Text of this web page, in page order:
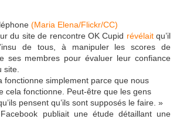
(Maria Elena/Flickr/CC)
du site de rencontre OK Cupid révélaitqu’il
de tous, à manipuler les scores de
ses membres pour évaluer leur confiance
site.
fonctionne simplement parce que nous
cela fonctionne. Peut-être que les gens
pensent qu’ils sont supposés le faire. »
publiait une étude détaillant une